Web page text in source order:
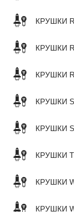
КРУШКИ
КРУШКИ
КРУШКИ
КРУШКИ
КРУШКИ
КРУШКИ
КРУШКИ
КРУШКИ